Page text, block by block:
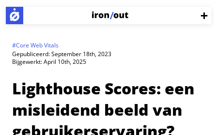
#Core Web Vitals
Gepubliceerd:September 18th, 2023
Bijgewerkt:April 10th, 2025
Lighthouse Scores: een
misleidend beeld van
gebruikerservaring?